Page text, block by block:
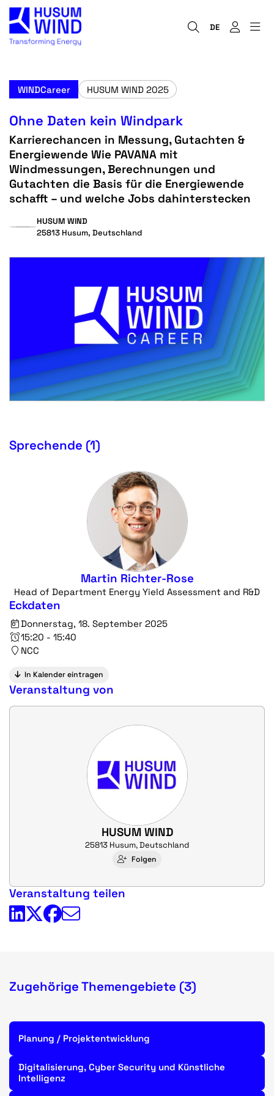
DE
WINDCareer HUSUM WIND 2025
Ohne Daten kein Windpark
Karrierechancen in Messung, Gutachten &
Energiewende Wie PAVANA mit
Windmessungen, Berechnungen und
Gutachten die Basis für die Energiewende
schafft – und welche Jobs dahinterstecken
HUSUM WIND
25813 Husum, Deutschland
Sprechende (1)
Martin Richter-Rose
Head of Department Energy Yield Assessment and R&D
Eckdaten
Donnerstag, 18. September 2025
15:20 - 15:40
NCC
In Kalender eintragen
Veranstaltung von
HUSUM WIND
25813 Husum, Deutschland
Folgen
Veranstaltung teilen
Zugehörige Themengebiete (3)
Planung / Projektentwicklung
Digitalisierung, Cyber Security und Künstliche
Intelligenz